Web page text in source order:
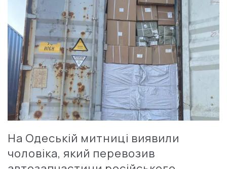
На Одеській митниці виявили
чоловіка, який перевозив